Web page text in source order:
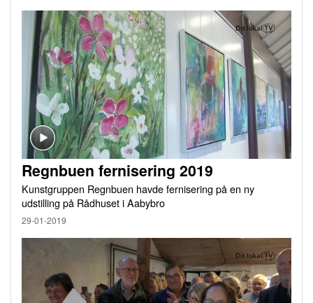
Regnbuen fernisering 2019
Kunstgruppen Regnbuen havde fernisering på en ny
udstilling på Rådhuset i Aabybro
29-01-2019